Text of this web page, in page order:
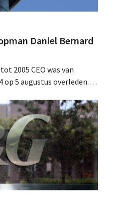
Daniel Bernard
2005 CEO was van
op 5 augustus overleden.
Promodès en nam
GB over.